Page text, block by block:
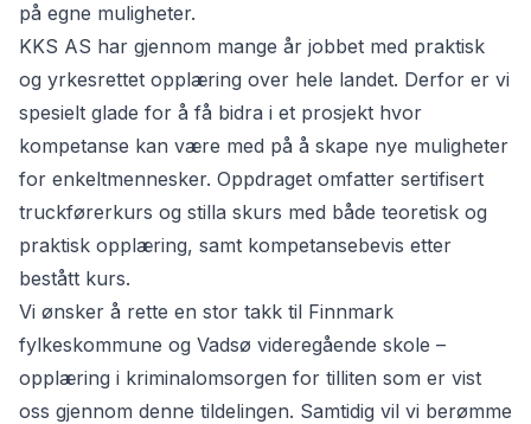
på egne muligheter.
KKS AS har gjennom mange år jobbet med praktisk
og yrkesrettet opplæring over hele landet. Derfor er vi
spesielt glade for å få bidra i et prosjekt hvor
kompetanse kan være med på å skape nye muligheter
for enkeltmennesker. Oppdraget omfatter sertifisert
truckførerkurs og stilla skurs med både teoretisk og
praktisk opplæring, samt kompetansebevis etter
bestått kurs.
Vi ønsker å rette en stor takk til Finnmark
fylkeskommune og Vadsø videregående skole –
opplæring i kriminalomsorgen for tilliten som er vist
oss gjennom denne tildelingen. Samtidig vil vi berømme